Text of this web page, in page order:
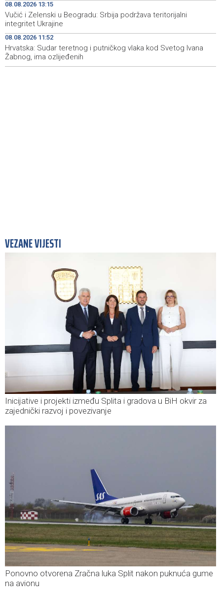
17:26
Kod mosta Brčko - Gunja pronađene kosti, vještaci
sudske medicine utvrđuju porijeklo
17:15
'Pekijada' u Varešu okupila 37 ekipa iz četiri države
regiona
08.08.2026 13:15
Vučić i Zelenski u Beogradu: Srbija podržava teritorijalni
integritet Ukrajine
08.08.2026 11:52
Hrvatska: Sudar teretnog i putničkog vlaka kod Svetog Ivana
Žabnog, ima ozlijeđenih
VEZANE VIJESTI
Inicijative i projekti između Splita i gradova u BiH okvir za
zajednički razvoj i povezivanje
Ponovno otvorena Zračna luka Split nakon puknuća gume
na avionu